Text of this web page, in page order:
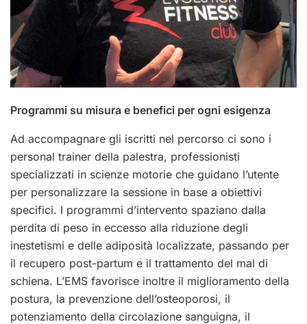
Programmi su misura e benefici per ogni esigenza
Ad accompagnare gli iscritti nel percorso ci sono i
personal trainer della palestra, professionisti
specializzati in scienze motorie che guidano l’utente
per personalizzare la sessione in base a obiettivi
specifici. I programmi d’intervento spaziano dalla
perdita di peso in eccesso alla riduzione degli
inestetismi e delle adiposità localizzate, passando per
il recupero post-partum e il trattamento del mal di
schiena. L’EMS favorisce inoltre il miglioramento della
postura, la prevenzione dell’osteoporosi, il
potenziamento della circolazione sanguigna, il